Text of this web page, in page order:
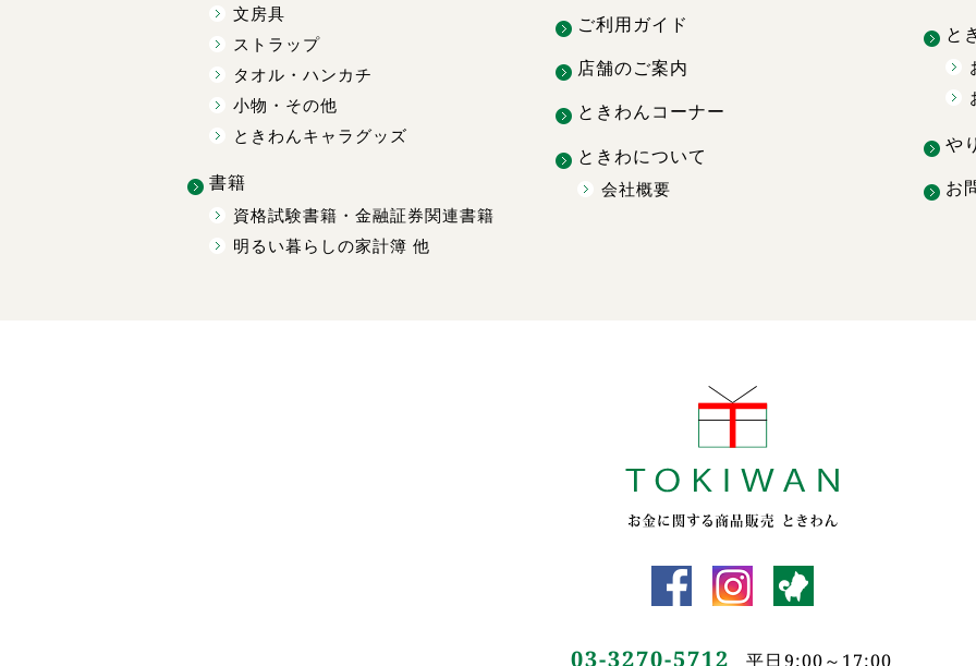
文房具
ストラップ
タオル・ハンカチ
小物・その他
ときわんキャラグッズ
書籍
資格試験書籍・金融証券関連書籍
明るい暮らしの家計簿 他
ご利用ガイド
店舗のご案内
ときわんコーナー
ときわについて
会社概要
と
や
お
03-3270-5712 平日9:00～17:00